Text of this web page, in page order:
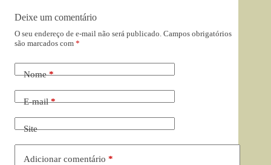
Deixe um comentário
O seu endereço de e-mail não será publicado. Campos obrigatórios
são marcados com *
Nome*
E-mail*
Site
Adicionar comentário *